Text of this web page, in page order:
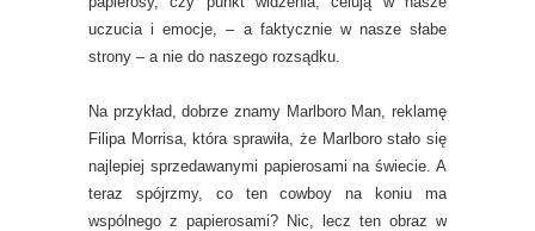
uczucia i emocje, – a faktycznie w nasze słabe
strony – a nie do naszego rozsądku.
Na przykład, dobrze znamy Marlboro Man, reklamę
Filipa Morrisa, która sprawiła, że Marlboro stało się
najlepiej sprzedawanymi papierosami na świecie. A
teraz spójrzmy, co ten cowboy na koniu ma
wspólnego z papierosami? Nic, lecz ten obraz w